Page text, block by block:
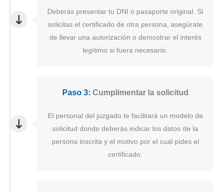
Deberás presentar tu DNI o pasaporte original. Si
solicitas el certificado de otra persona, asegúrate
de llevar una autorización o demostrar el interés
legítimo si fuera necesario.
Paso 3: Cumplimentar la solicitud
El personal del juzgado te facilitará un modelo de
solicitud donde deberás indicar los datos de la
persona inscrita y el motivo por el cual pides el
certificado.